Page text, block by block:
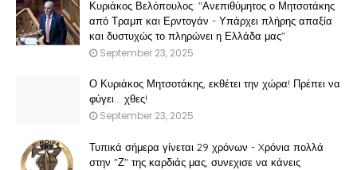
Κυριάκος Βελόπουλος: "Ανεπιθύμητος ο Μητσοτάκης
από Τραμπ και Ερντογάν - Υπάρχει πλήρης απαξία
και δυστυχώς το πληρώνει η Ελλάδα μας"
September 23, 2025
Ο Κυριάκος Μητσοτάκης, εκθέτει την χώρα! Πρέπει να
φύγει… χθες!
September 23, 2025
Τυπικά σήμερα γίνεται 29 χρόνων - Xρόνια πολλά
στην "Ζ" της καρδιάς μας, συνεχισε να κάνεις